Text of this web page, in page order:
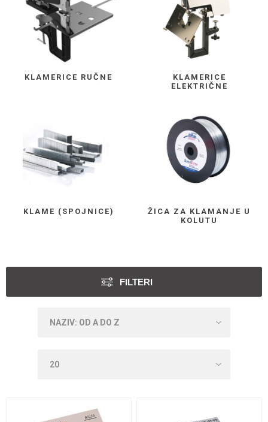
KLAMERICE RUČNE
KLAMERICE
ELEKTRIČNE
KLAME (SPOJNICE)
ŽICA ZA KLAMANJE U
KOLUTU
FILTERI